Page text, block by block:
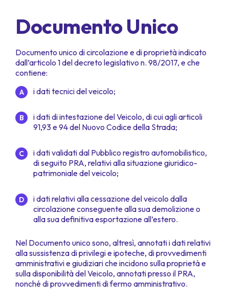
Documento Unico
Documento unico di circolazione e di proprietà indicato
dall’articolo 1 del decreto legislativo n. 98/2017, e che
contiene:
i dati tecnici del veicolo;
i dati di intestazione del Veicolo, di cui agli articoli
91,93 e 94 del Nuovo Codice della Strada;
i dati validati dal Pubblico registro automobilistico,
di seguito PRA, relativi alla situazione giuridico-
patrimoniale del veicolo;
i dati relativi alla cessazione del veicolo dalla
circolazione conseguente alla sua demolizione o
alla sua definitiva esportazione all’estero.
Nel Documento unico sono, altresì, annotati i dati relativi
alla sussistenza di privilegi e ipoteche, di provvedimenti
amministrativi e giudiziari che incidono sulla proprietà e
sulla disponibilità del Veicolo, annotati presso il PRA,
nonché di provvedimenti di fermo amministrativo.